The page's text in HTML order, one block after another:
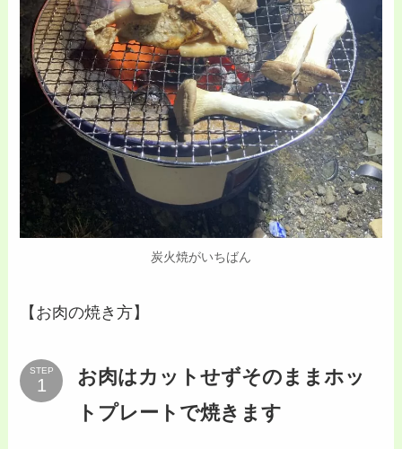
炭火焼がいちばん
【お肉の焼き方】
STEP
お肉はカットせずそのままホッ
トプレートで焼きます